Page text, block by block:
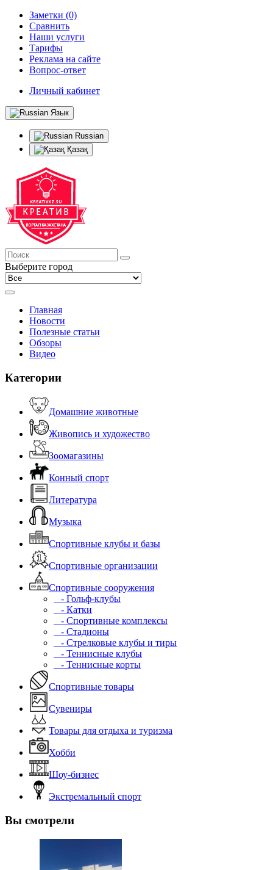
Заметки (0)
Сравнить
Наши услуги
Тарифы
Реклама на сайте
Вопрос-ответ
Личный кабинет
Язык
Russian
Қазақ
Выберите город
Главная
Новости
Полезные статьи
Обзоры
Видео
Категории
Домашние животные
Живопись и художество
Зоомагазины
Конный спорт
Литература
Музыка
Спортивные клубы и базы
Спортивные организации
Спортивные сооружения
- Гольф-клубы
- Катки
- Спортивные комплексы
- Стадионы
- Стрелковые клубы и тиры
- Теннисные клубы
- Теннисные корты
Спортивные товары
Сувениры
Товары для отдыха и туризма
Хобби
Шоу-бизнес
Экстремальный спорт
Вы смотрели